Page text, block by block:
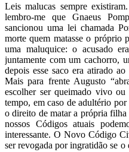
Leis malucas sempre
lembro-me que Gnaeus
sancionou uma lei chamada
morte quem matasse o próprio
uma maluquice: o acusado
juntamente com um cachorro,
depois esse saco era atirado
Mais para frente Augusto
escolher ser queimado vivo ou
tempo, em caso de adultério
o direito de matar a própria
nossos Códigos atuais
interessante. O Novo Código
ser revogada por ingratidão se